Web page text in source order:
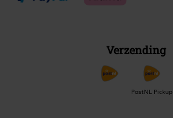
Verzending
PostNL Pickup